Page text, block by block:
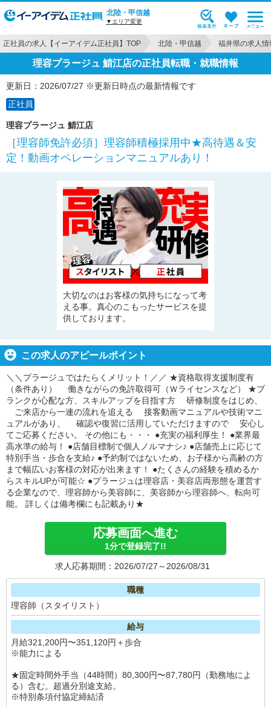
北陸・甲信越
▼エリア変更
正社員の求人【イーアイデム正社員】TOP 北陸・甲信越 福井県の求人情
理容プラージュ 鯖江店の正社員転職・就職情報
更新日：2026/07/27 ※更新日時点の最新情報です
正社員
理容プラージュ 鯖江店
［理容師免許必須］理容師積極採用中★高待遇＆安
定！動画オペレーションマニュアルあり！
大切なのはお客様の気持ちになって考
える事。真心のこもったサービスを提
供しております。
この求人のアピールポイント
＼＼プラージュではたらくメリット！／／ ★資格取得支援制度有
（条件あり） 働きながらの免許取得可（Ｗライセンスなど） ★ブ
ランクが心配な方、スキルアップを目指す方 研修制度をはじめ、
ご来店から一連の流れを追える 接客動画マニュアルや技術マニ
ュアルがあり、 確認や復習に活用していただけますので 安心し
てご応募ください。 その他にも・・・ ●充実の福利厚生！ ●業界最
高水準の給与！ ●店舗目標制で個人ノルマナシ♪ ●店舗売上に応じて
特別手当・歩合を支給♪ ●予約制ではないため、お子様から高齢の方
まで幅広いお客様の対応が出来ます！ ●たくさんの経験を積めるか
らスキルUPが可能☆ ●プラージュは理容店・美容店両形態を運営す
る企業なので、理容師から美容師に、美容師から理容師へ、転向可
能。 詳しくは備考欄にも記載あり★
応募画面へ進む
1分で登録完了!!
求人応募期間：2026/07/27～2026/08/31
職種
理容師（スタイリスト）
給与
月給321,200円〜351,120円＋歩合
※能力による
★固定時間外手当（44時間）80,300円〜87,780円（勤務地によ
る）含む。超過分別途支給。
※特別条項付協定締結済